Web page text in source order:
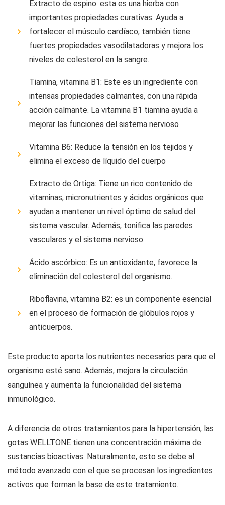
Extracto de espino: esta es una hierba con
importantes propiedades curativas. Ayuda a
fortalecer el músculo cardíaco, también tiene
fuertes propiedades vasodilatadoras y mejora los
niveles de colesterol en la sangre.
Tiamina, vitamina B1: Este es un ingrediente con
intensas propiedades calmantes, con una rápida
acción calmante. La vitamina B1 tiamina ayuda a
mejorar las funciones del sistema nervioso
Vitamina B6: Reduce la tensión en los tejidos y
elimina el exceso de líquido del cuerpo
Extracto de Ortiga: Tiene un rico contenido de
vitaminas, micronutrientes y ácidos orgánicos que
ayudan a mantener un nivel óptimo de salud del
sistema vascular. Además, tonifica las paredes
vasculares y el sistema nervioso.
Ácido ascórbico: Es un antioxidante, favorece la
eliminación del colesterol del organismo.
Riboflavina, vitamina B2: es un componente esencial
en el proceso de formación de glóbulos rojos y
anticuerpos.
Este producto aporta los nutrientes necesarios para que el
organismo esté sano. Además, mejora la circulación
sanguínea y aumenta la funcionalidad del sistema
inmunológico.
A diferencia de otros tratamientos para la hipertensión, las
gotas WELLTONE tienen una concentración máxima de
sustancias bioactivas. Naturalmente, esto se debe al
método avanzado con el que se procesan los ingredientes
activos que forman la base de este tratamiento.